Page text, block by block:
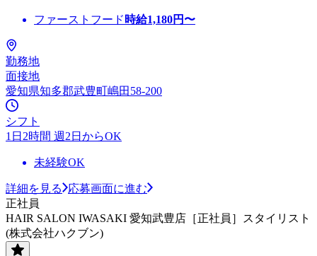
ファーストフード 時給1,180円〜
勤務地
面接地
愛知県知多郡武豊町嶋田58-200
シフト
1日2時間 週2日からOK
未経験OK
詳細を見る
応募画面に進む
正社員
HAIR SALON IWASAKI 愛知武豊店［正社員］スタイリスト
(株式会社ハクブン)